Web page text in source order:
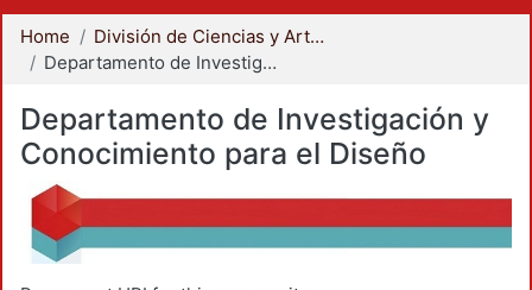
Home
División de Ciencias y Artes para el Diseño
Departamento de Investigación y Conocimiento para el Diseño
Departamento de Investigación y
Conocimiento para el Diseño